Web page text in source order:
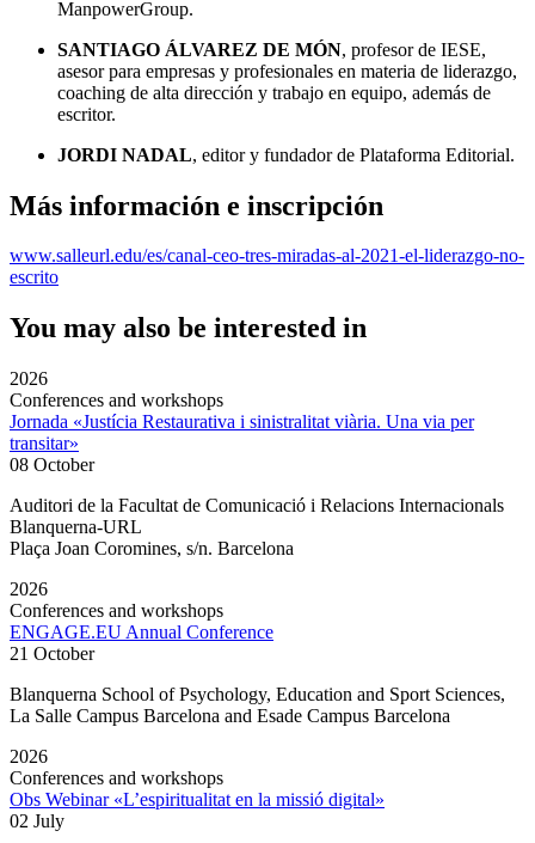
ManpowerGroup.
SANTIAGO ÁLVAREZ DE MÓN, profesor de IESE,
asesor para empresas y profesionales en materia de liderazgo,
coaching de alta dirección y trabajo en equipo, además de
escritor.
JORDI NADAL, editor y fundador de Plataforma Editorial.
Más información e inscripción
www.salleurl.edu/es/canal-ceo-tres-miradas-al-2021-el-liderazgo-no-
escrito
You may also be interested in
2026
Conferences and workshops
Jornada «Justícia Restaurativa i sinistralitat viària. Una via per
transitar»
08 October
Auditori de la Facultat de Comunicació i Relacions Internacionals
Blanquerna-URL
Plaça Joan Coromines, s/n. Barcelona
2026
Conferences and workshops
ENGAGE.EU Annual Conference
21 October
Blanquerna School of Psychology, Education and Sport Sciences,
La Salle Campus Barcelona and Esade Campus Barcelona
2026
Conferences and workshops
Obs Webinar «L’espiritualitat en la missió digital»
02 July